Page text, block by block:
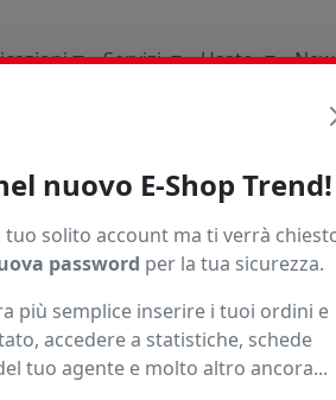
Servizi Usato
nuovo E-Shop Trend!
tuo solito account ma ti verrà
password per la tua sicurezza.
più semplice inserire i tuoi ordini e
accedere a statistiche, schede
tuo agente e molto altro ancora...